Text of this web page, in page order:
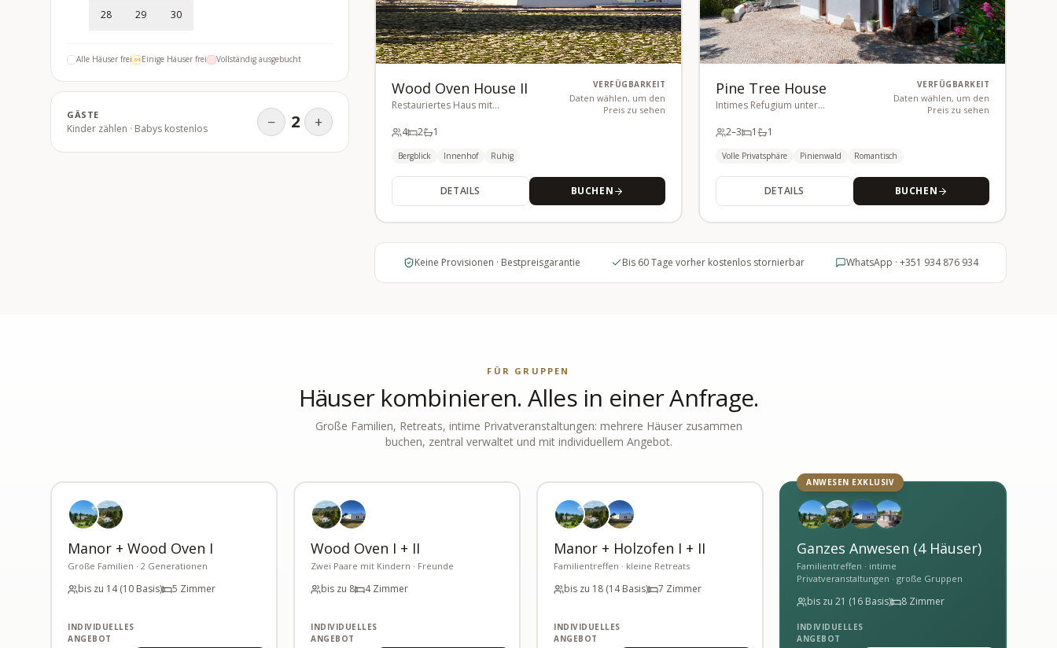
28 29 30
Alle Häuser frei 3/4 Einige Häuser frei Vollständig ausgebucht
GÄSTE
Kinder zählen · Babys kostenlos − 2 +
Wood Oven House II
Restauriertes Haus mit
Serra
VERFÜGBARKEIT
Daten wählen, um den
Preis zu sehen
4 2 1
Bergblick Innenhof Ruhig
DETAILS BUCHEN
Pine Tree House
Intimes Refugium unter
VERFÜGBARKEIT
Daten wählen, um den
Preis zu sehen
2–3 1 1
Volle Privatsphäre Pinienwald Romantisch
DETAILS BUCHEN
Keine Provisionen · Bestpreisgarantie Bis 60 Tage vorher kostenlos stornierbar WhatsApp · +351 934 876 934
FÜR GRUPPEN
Häuser kombinieren. Alles in einer Anfrage.
Große Familien, Retreats, intime Privatveranstaltungen: mehrere Häuser zusammen
buchen, zentral verwaltet und mit individuellem Angebot.
Manor + Wood Oven I
Große Familien · 2 Generationen
bis zu 14 (10 Basis) 5 Zimmer
INDIVIDUELLES
ANGEBOT
Wood Oven I + II
Zwei Paare mit Kindern · Freunde
bis zu 8 4 Zimmer
INDIVIDUELLES
ANGEBOT
Manor + Holzofen I + II
Familientreffen · kleine Retreats
bis zu 18 (14 Basis) 7 Zimmer
INDIVIDUELLES
ANGEBOT
ANWESEN EXKLUSIV
Ganzes Anwesen (4 Häuser)
Familientreffen · intime
Privatveranstaltungen · große Gruppen
bis zu 21 (16 Basis) 8 Zimmer
INDIVIDUELLES
ANGEBOT